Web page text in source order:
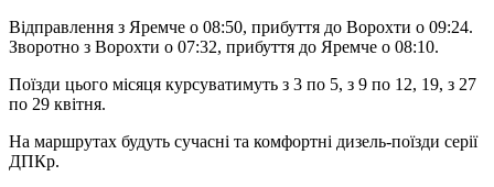
Відправлення з Яремче о 08:50, прибуття до Ворохти о 09:24.
Зворотно з Ворохти о 07:32, прибуття до Яремче о 08:10.
Поїзди цього місяця курсуватимуть з 3 по 5, з 9 по 12, 19, з 27
по 29 квітня.
На маршрутах будуть сучасні та комфортні дизель-поїзди серії
ДПКр.